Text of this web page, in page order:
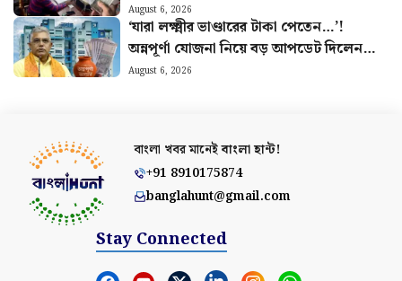
August 6, 2026
‘যারা লক্ষ্মীর ভাণ্ডারের টাকা পেতেন…’!
অন্নপূর্ণা যোজনা নিয়ে বড় আপডেট দিলেন
মন্ত্রী দিলীপ
August 6, 2026
বাংলা খবর মানেইবাংলা হান্ট!
+91 8910175874
banglahunt@gmail.com
Stay Connected